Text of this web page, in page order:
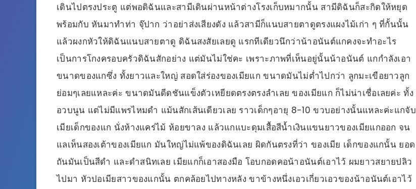
เดินไปตรงประตู แต่พอดิฉันและสามีเดินผ่านหน้าต่างโรงเก็บหมากนั้น สามีดิฉันก็สะกิดให้หยุด
พร้อมกับ หันมาทำท่า จุ๊ปาก ว่าอย่าส่งเสียงดัง แล้วสามีก็แนบสายตาดูตรงแผงไม้เก่า ๆ ที่กั้นนั้น
แล้วผงกหัวให้ดิฉันแนบสายตาดู ดิฉันสงสัยเลยดู แรกทีเดียวนึกว่าน้าอนันต์แกคงจะทำอะไร
เป็นการโกงครอบครัวดิฉันสักอย่าง แต่มันไม่ใช่คะ เพราะภาพที่เห็นอยู่นั้นน้าอนันต์ แกกำลังเอา
ขนาดของแกซึ่ง ทั้งยาวและใหญ่ สอดใส่ร่องของเมียแก ขนาดมันไม่ต่ำไปกว่า ลูกมะเขือยาวลูก
ย่อมๆเลยแหละค่ะ ขนาดมันดีดชันแข็งตัวเหยียดตรงตรงลำเลย ของเมียแก ก็ไม่น่าเชื่อเลยค่ะ ทั้ง
อวบนูน แต่ไม่มีแพรไหมดำ แม้นสักเส้นเดียวเลย ราวเด็กๆอายุ 8-10 ขวบอย่างนั้นแหละค่ะแกจับ
เมียเด็กของแก นั่งห้างแคร่ไม้ ห้อยขาลง แล้วแกแบะดุมเสื้อสีน้ำเงินแขนยาวของเมียแกออก จน
แลเห็นสองเต้าของเมียแก มันใหญ่ไม่แพ้ของดิฉันเลย ผิดกันตรงที่ว่า ของเมีย เด็กของแกนั้น ยอด
ถันมันเป็นสีดำ และดำสนิทเลย เมียแกก็เอาสองมือ โอบกอดคอน้าอนันต์เอาไว้ ผมยาวสยายปลิว
ไปมา หัวปอเมียสาวของแกนั้น ตกคล้อยไปทางหลัง ขาข้างหนึ่งเอวเกี่ยวเอวของน้าอนันต์เอาไว้